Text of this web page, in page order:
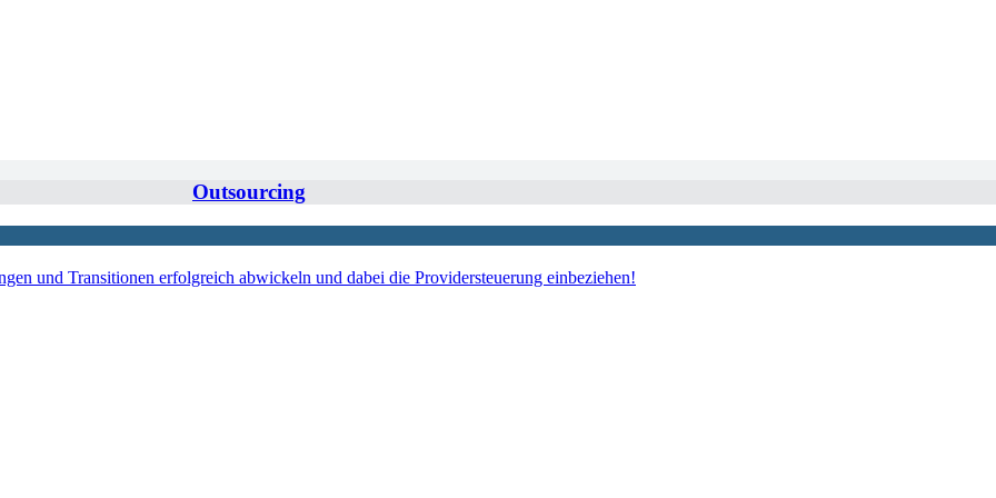
Outsourcing
und Transitionen erfolgreich abwickeln und dabei die Providersteuerung einbeziehen!